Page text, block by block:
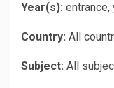
Year(s): entrance,
Country: All
Subject: All